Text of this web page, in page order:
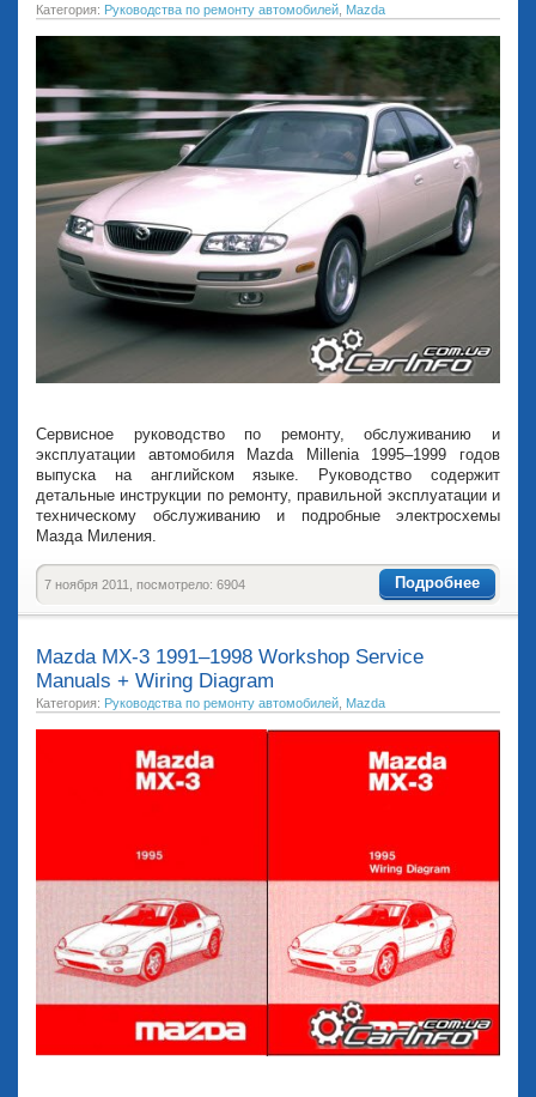
Категория: Руководства по ремонту автомобилей Mazda
Сервисное руководство по ремонту, обслуживанию и
эксплуатации автомобиля Mazda Millenia 1995–1999 годов
выпуска на английском языке. Руководство содержит
детальные инструкции по ремонту, правильной эксплуатации и
техническому обслуживанию и подробные электросхемы
Мазда Миления.
Подробнее
7 ноября 2011, посмотрело: 6904
Mazda MX-3 1991–1998 Workshop Service
Manuals + Wiring Diagram
Категория: Руководства по ремонту автомобилей Mazda